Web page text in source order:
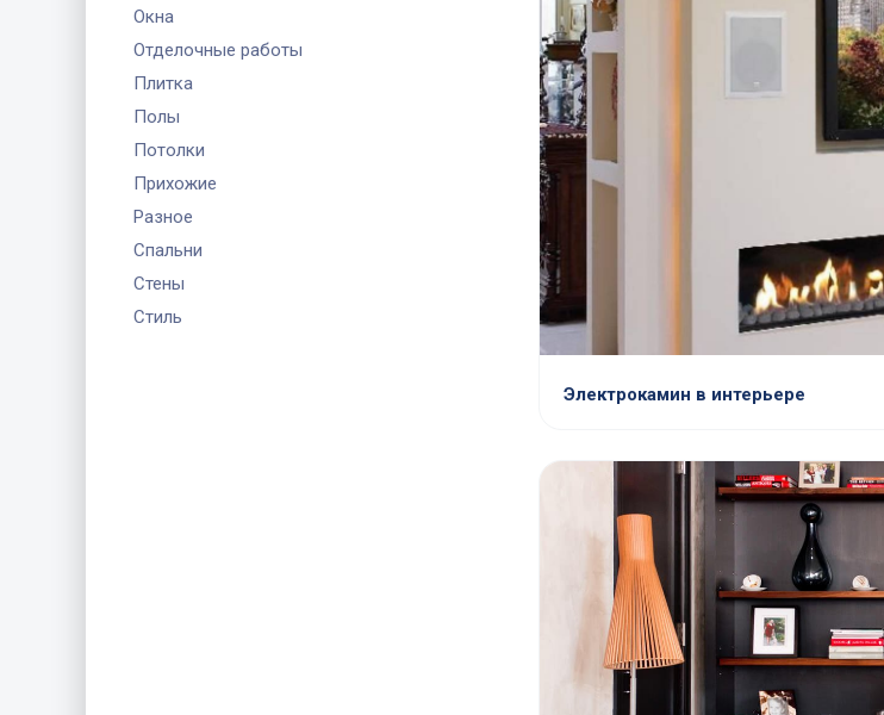
Окна
Отделочные работы
Плитка
Полы
Потолки
Прихожие
Разное
Спальни
Стены
Стиль
Электрокамин в интерьере